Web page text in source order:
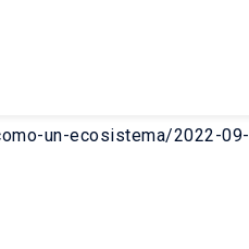
un-ecosistema/2022-09-